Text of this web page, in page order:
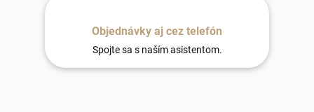
Objednávky aj cez telefón
Spojte sa s naším asistentom.